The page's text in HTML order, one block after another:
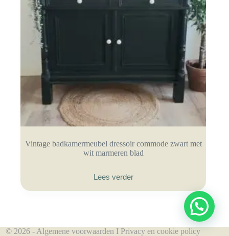
Vintage badkamermeubel dressoir commode zwart met
wit marmeren blad
Lees verder
© 2026 - Algemene voorwaarden I Privacy en cookie policy